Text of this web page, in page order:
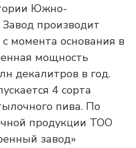
Южно-
Завод производит
момента основания в
мощность
декалитров в год.
4 сорта
пива. По
продукции ТОО
завод»